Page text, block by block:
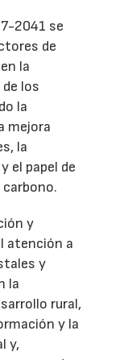
2041 se
de
la
los
la
mejora
la
el papel de
y
atención a
y
la
rural,
y la
y,